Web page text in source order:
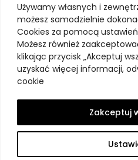
Używamy własnych i
możesz samodzielnie
Cookies za pomocą
Możesz również
klikając przycisk „Akceptuj
uzyskać więcej informacji,
cookie
Zakceptuj
Aktualności
Kasyno Oficerskie
Kino
Bilety
Zajęcia stałe
Polityka prywatności
Deklaracja dostępności